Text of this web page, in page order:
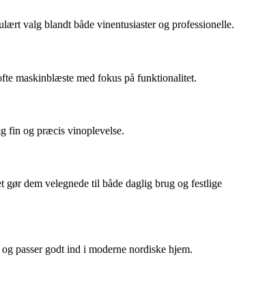
valg blandt både vinentusiaster og professionelle.
maskinblæste med fokus på funktionalitet.
fin og præcis vinoplevelse.
dem velegnede til både daglig brug og festlige
passer godt ind i moderne nordiske hjem.